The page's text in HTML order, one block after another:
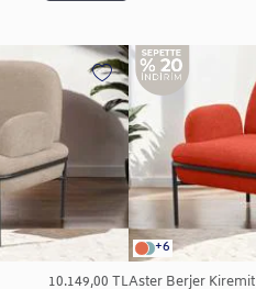
10.149,00 TL
+6
Aster Berjer Kiremit